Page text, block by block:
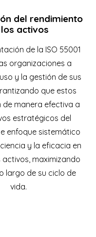
del rendimiento
activos
de la ISO 55001
organizaciones a
y la gestión de sus
que estos
manera efectiva a
estratégicos del
enfoque sistemático
y la eficacia en
activos, maximizando
largo de su ciclo de
vida.